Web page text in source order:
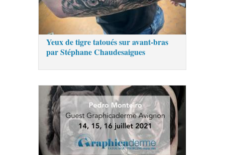
Yeux de tigre tatoués sur avant-bras
par Stéphane Chaudesaigues